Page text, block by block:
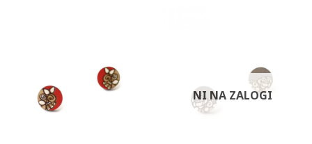
NI NA ZALOGI